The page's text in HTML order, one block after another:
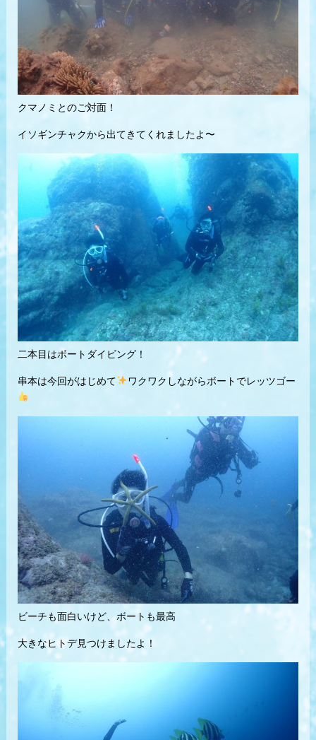
クマノミとのご対面！
イソギンチャクから出てきてくれましたよ〜
二本目はボートダイビング！
串本は今回がはじめて ワクワクしながらボートでレッツゴー
ビーチも面白いけど、ボートも最高
大きなヒトデ見つけましたよ！